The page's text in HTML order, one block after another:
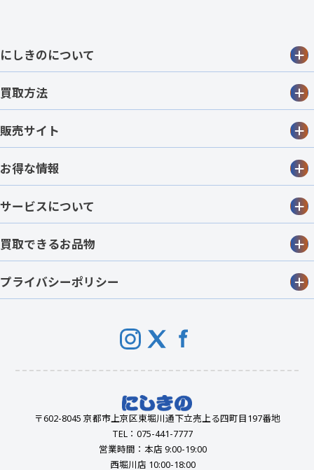
にしきのについて
買取方法
販売サイト
お得な情報
サービスについて
買取できるお品物
プライバシーポリシー
〒602-8045 京都市上京区東堀川通下立売上る四町目197番地
TEL：075-441-7777
営業時間：本店 9:00-19:00
西堀川店 10:00-18:00